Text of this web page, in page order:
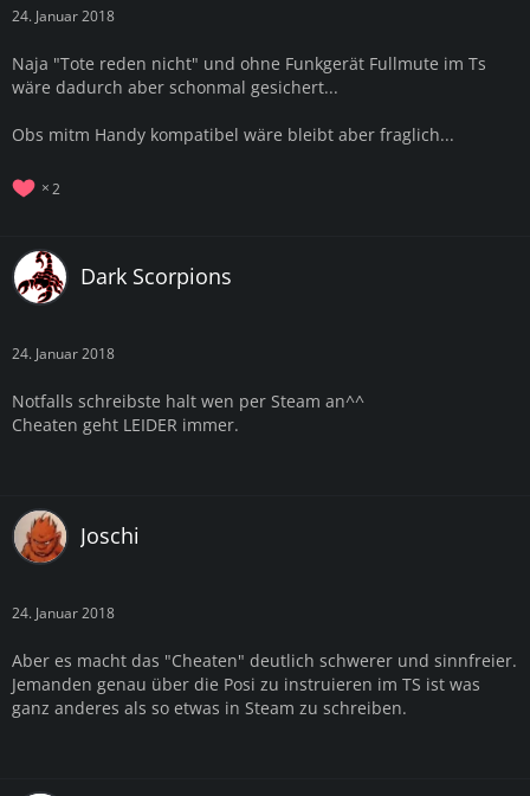
24. Januar 2018
Naja "Tote reden nicht" und ohne Funkgerät Fullmute im Ts
wäre dadurch aber schonmal gesichert...
Obs mitm Handy kompatibel wäre bleibt aber fraglich...
2
Dark Scorpions
24. Januar 2018
Notfalls schreibste halt wen per Steam an^^
Cheaten geht LEIDER immer.
Joschi
24. Januar 2018
Aber es macht das "Cheaten" deutlich schwerer und sinnfreier.
Jemanden genau über die Posi zu instruieren im TS ist was
ganz anderes als so etwas in Steam zu schreiben.